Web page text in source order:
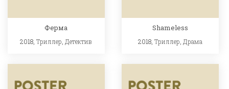
Ферма
2018,Триллер Детектив
Shameless
2018,Триллер Драма